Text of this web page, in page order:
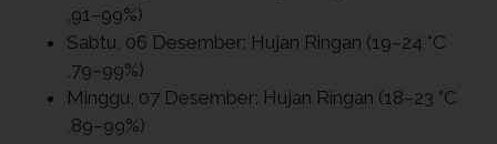
,91–99%)
Sabtu, 06 Desember: Hujan Ringan (19–24 °C
,79–99%)
Minggu, 07 Desember: Hujan Ringan (18–23 °C
,89–99%)